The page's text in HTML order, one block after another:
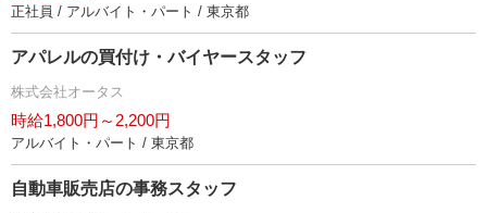
正社員 / アルバイト・パート / 東京都
アパレルの買付け・バイヤースタッフ
株式会社オータス
時給1,800円～2,200円
アルバイト・パート / 東京都
自動車販売店の事務スタッフ